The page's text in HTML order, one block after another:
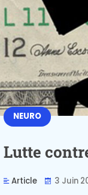
NEURO
Lutte
Article 3 Juin